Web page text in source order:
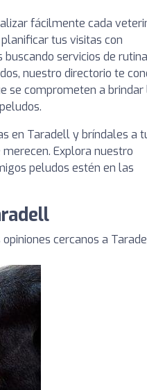
fácilmente cada
tus visitas con
servicios de
nuestro directorio te
se comprometen a brindar
en Taradell y bríndales a
Explora nuestro
peludos estén en las
cercanos a